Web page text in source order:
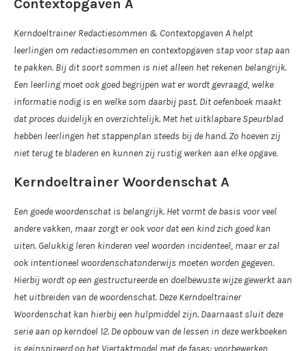
Contextopgaven A
Kerndoeltrainer Redactiesommen & Contextopgaven A helpt
leerlingen om redactiesommen en contextopgaven stap voor stap aan
te pakken. Bij dit soort sommen is niet alleen het rekenen belangrijk.
Een leerling moet ook goed begrijpen wat er wordt gevraagd, welke
informatie nodig is en welke som daarbij past. Dit oefenboek maakt
dat proces duidelijk en overzichtelijk. Met het uitklapbare Speurblad
hebben leerlingen het stappenplan steeds bij de hand. Zo hoeven zij
niet terug te bladeren en kunnen zij rustig werken aan elke opgave.
Kerndoeltrainer Woordenschat A
Een goede woordenschat is belangrijk. Het vormt de basis voor veel
andere vakken, maar zorgt er ook voor dat een kind zich goed kan
uiten. Gelukkig leren kinderen veel woorden incidenteel, maar er zal
ook intentioneel woordenschatonderwijs moeten worden gegeven.
Hierbij wordt op een gestructureerde en doelbewuste wijze gewerkt aan
het uitbreiden van de woordenschat. Deze Kerndoeltrainer
Woordenschat kan hierbij een hulpmiddel zijn. Daarnaast sluit deze
serie aan op kerndoel 12. De opbouw van de lessen in deze werkboeken
is geïnspireerd op het Viertaktmodel met de fases: voorbewerken,